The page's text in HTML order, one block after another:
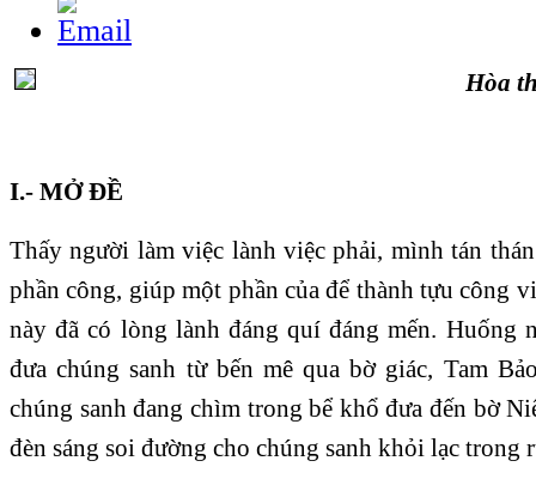
Hòa
I.- MỞ ĐỀ
Thấy người làm việc lành việc phải, mình tán
phần công, giúp một phần của để thành tựu công
này đã có lòng lành đáng quí đáng mến. Huống
đưa chúng sanh từ bến mê qua bờ giác, Tam
chúng sanh đang chìm trong bể khổ đưa đến bờ
đèn sáng soi đường cho chúng sanh khỏi lạc trong